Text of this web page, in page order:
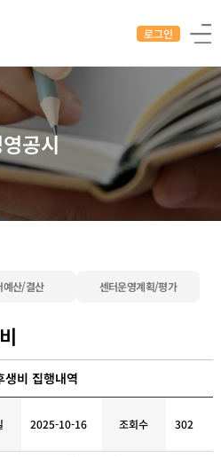
로그인
공시
예산/결산 센터운영계획/평가
비 집행내역
2025-10-16 조회수 302